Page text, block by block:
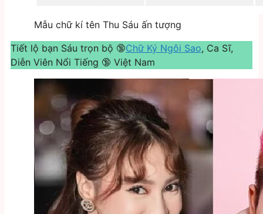
Mẫu chữ kí tên Thu Sáu ấn tượng
Tiết lộ bạn Sáu trọn bộ 🔞Chữ Ký Ngôi Sao, Ca Sĩ,
Diễn Viên Nổi Tiếng 🔞 Việt Nam